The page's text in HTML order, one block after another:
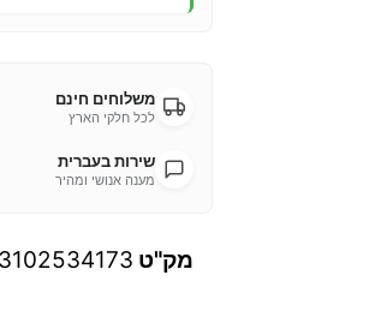
משלוחים חינם
לכל חלקי הארץ
שירות בעברית
מענה אנושי ומהיר
מק"ט